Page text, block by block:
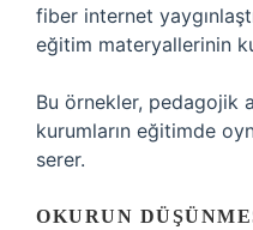
fiber internet
eğitim materyallerinin
Bu örnekler, pedagojik
kurumların eğitimde
serer.
OKURUN